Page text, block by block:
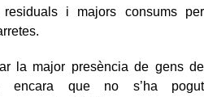
residuals i majors consums per
la major presència de gens de
encara que no s’ha pogut